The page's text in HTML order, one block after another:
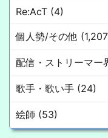
Re:AcT (4)
個人勢/その他
配信・ストリーマー
歌手・歌い手 (24)
絵師 (53)